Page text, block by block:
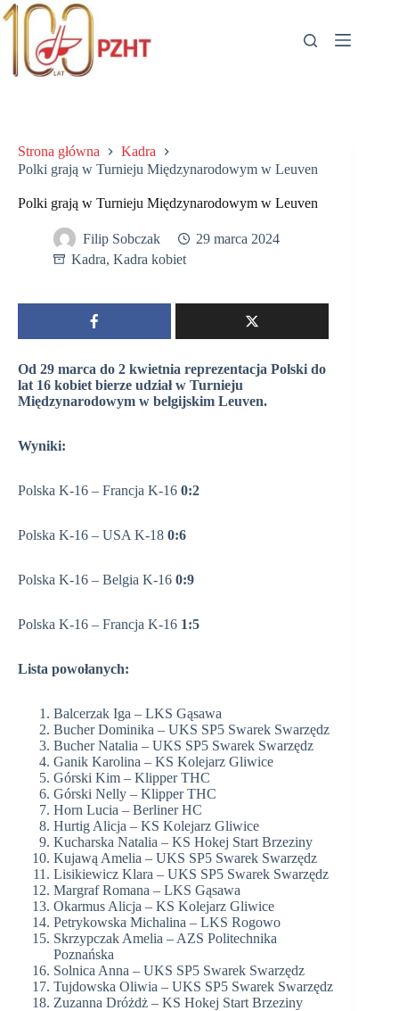
Przejdź
do
Strona główna
Kadra
Polki grają w Turnieju Międzynarodowym w Leuven
Polki grają w Turnieju Międzynarodowym w Leuven
Filip Sobczak
29 marca 2024
Kadra, Kadra kobiet
Od 29 marca do 2 kwietnia reprezentacja Polski do
lat 16 kobiet bierze udział w Turnieju
Międzynarodowym w belgijskim Leuven.
Wyniki:
Polska K-16 – Francja K-16 0:2
Polska K-16 – USA K-18 0:6
Polska K-16 – Belgia K-16 0:9
Polska K-16 – Francja K-16 1:5
Lista powołanych:
Balcerzak Iga – LKS Gąsawa
Bucher Dominika – UKS SP5 Swarek Swarzędz
Bucher Natalia – UKS SP5 Swarek Swarzędz
Ganik Karolina – KS Kolejarz Gliwice
Górski Kim – Klipper THC
Górski Nelly – Klipper THC
Horn Lucia – Berliner HC
Hurtig Alicja – KS Kolejarz Gliwice
Kucharska Natalia – KS Hokej Start Brzeziny
Kujawą Amelia – UKS SP5 Swarek Swarzędz
Lisikiewicz Klara – UKS SP5 Swarek Swarzędz
Margraf Romana – LKS Gąsawa
Okarmus Alicja – KS Kolejarz Gliwice
Petrykowska Michalina – LKS Rogowo
Skrzypczak Amelia – AZS Politechnika
Poznańska
Solnica Anna – UKS SP5 Swarek Swarzędz
Tujdowska Oliwia – UKS SP5 Swarek Swarzędz
Zuzanna Dróżdż – KS Hokej Start Brzeziny